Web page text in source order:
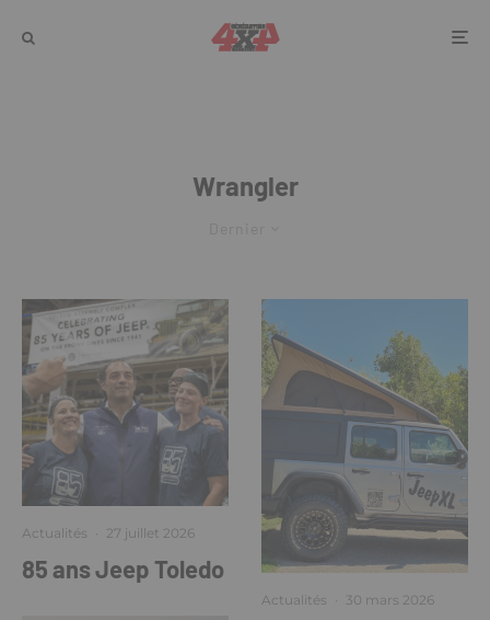
Wrangler
Actualités · 27 juillet 2026
85 ans Jeep Toledo
Actualités · 30 mars 2026